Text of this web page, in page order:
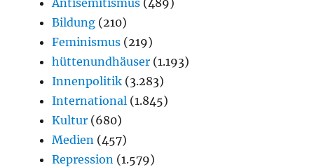
Bildung (210)
Feminismus (219)
hüttenundhäuser (1.193)
Innenpolitik (3.283)
International (1.845)
Kultur (680)
Medien (457)
Repression (1.579)